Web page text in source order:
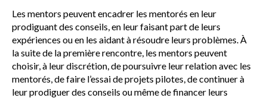
Les mentors peuvent encadrer les mentorés en leur
prodiguant des conseils, en leur faisant part de leurs
expériences ou en les aidant à résoudre leurs problèmes. À
la suite de la première rencontre, les mentors peuvent
choisir, à leur discrétion, de poursuivre leur relation avec les
mentorés, de faire l’essai de projets pilotes, de continuer à
leur prodiguer des conseils ou même de financer leurs